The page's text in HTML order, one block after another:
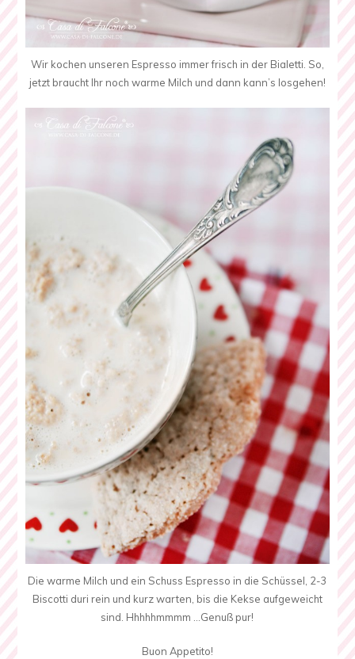
Wir kochen unseren Espresso immer frisch in der Bialetti. So,
jetzt braucht Ihr noch warme Milch und dann kann’s losgehen!
Die warme Milch und ein Schuss Espresso in die Schüssel, 2-3
Biscotti duri rein und kurz warten, bis die Kekse aufgeweicht
sind. Hhhhhmmmm …Genuß pur!
Buon Appetito!